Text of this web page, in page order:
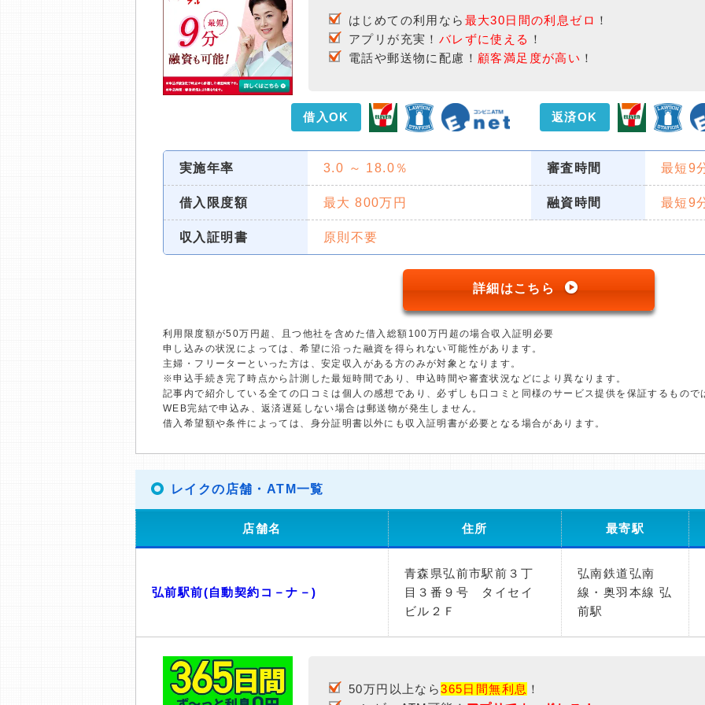
はじめての利用なら 最大30日間の利息ゼロ ！
アプリが充実！ バレずに使える ！
電話や郵送物に配慮！ 顧客満足度が高い ！
借入OK 返済OK
実施年率 3.0 ～ 18.0％ 審査時間 最短9
借入限度額 最大 800万円 融資時間 最短9
収入証明書 原則不要
詳細はこちら
利用限度額が50万円超、且つ他社を含めた借入総額100万円超の場合収入証明必要
申し込みの状況によっては、希望に沿った融資を得られない可能性があります。
主婦・フリーターといった方は、安定収入がある方のみが対象となります。
※申込手続き完了時点から計測した最短時間であり、申込時間や審査状況などにより異なります。
記事内で紹介している全ての口コミは個人の感想であり、必ずしも口コミと同様のサービス提供を保証するもので
WEB完結で申込み、返済遅延しない場合は郵送物が発生しません。
借入希望額や条件によっては、身分証明書以外にも収入証明書が必要となる場合があります。
レイクの店舗・ATM一覧
店舗名 住所 最寄駅
弘前駅前(自動契約コ－ナ－)
青森県弘前市駅前３丁
目３番９号 タイセイ
ビル２Ｆ
弘南鉄道弘南
線・奥羽本線 弘
前駅
50万円以上なら365日間無利息 ！